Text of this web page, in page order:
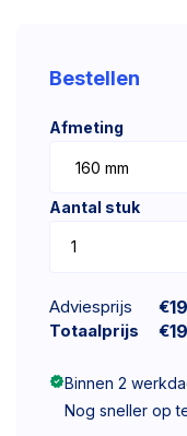
Bestellen
Afmeting
Aantal stuk
Adviesprijs €
Totaalprijs
€
Binnen 2
Nog sneller op